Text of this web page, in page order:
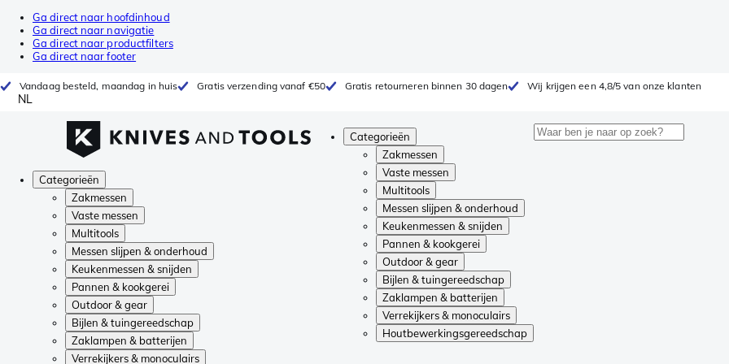
Ga direct naar hoofdinhoud
Ga direct naar navigatie
Ga direct naar productfilters
Ga direct naar footer
Vandaag besteld, maandag in huis Gratis verzending vanaf €50 Gratis retourneren binnen 30 dagen Wij krijgen een 4,8/5 van onze klanten
NL
Categorieën
Zakmessen
Vaste messen
Multitools
Messen slijpen & onderhoud
Keukenmessen & snijden
Pannen & kookgerei
Outdoor & gear
Bijlen & tuingereedschap
Zaklampen & batterijen
Verrekijkers & monoculairs
Houtbewerkingsgereedschap
Categorieën
Zakmessen
Vaste messen
Multitools
Messen slijpen & onderhoud
Keukenmessen & snijden
Pannen & kookgerei
Outdoor & gear
Bijlen & tuingereedschap
Zaklampen & batterijen
Verrekijkers & monoculairs